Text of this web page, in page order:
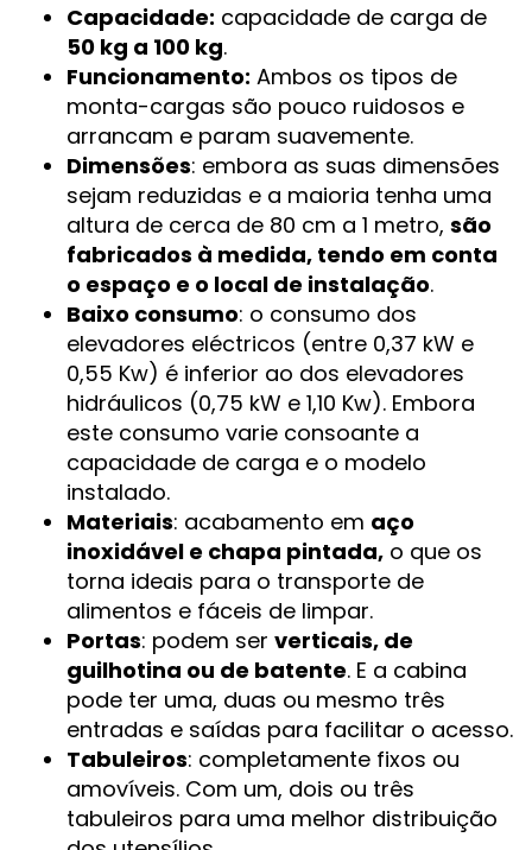
Capacidade: capacidade de carga de
50 kg a 100 kg.
Funcionamento: Ambos os tipos de
monta-cargas são pouco ruidosos e
arrancam e param suavemente.
Dimensões: embora as suas dimensões
sejam reduzidas e a maioria tenha uma
altura de cerca de 80 cm a 1 metro, são
fabricados à medida, tendo em conta
o espaço e o local de instalação.
Baixo consumo: o consumo dos
elevadores eléctricos (entre 0,37 kW e
0,55 Kw) é inferior ao dos elevadores
hidráulicos (0,75 kW e 1,10 Kw). Embora
este consumo varie consoante a
capacidade de carga e o modelo
instalado.
Materiais: acabamento em aço
inoxidável e chapa pintada, o que os
torna ideais para o transporte de
alimentos e fáceis de limpar.
Portas: podem ser verticais, de
guilhotina ou de batente. E a cabina
pode ter uma, duas ou mesmo três
entradas e saídas para facilitar o acesso.
Tabuleiros: completamente fixos ou
amovíveis. Com um, dois ou três
tabuleiros para uma melhor distribuição